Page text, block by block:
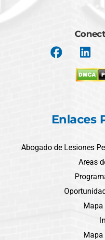
Enlaces
Abogado de Lesiones
Areas
Mapa
Mapa